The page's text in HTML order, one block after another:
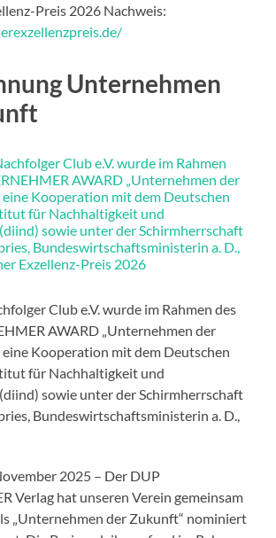
Preis 2026 Nachweis:
Unternehmen
Club e.V. wurde im Rahmen des
AWARD „Unternehmen der
Kooperation mit dem Deutschen
für Nachhaltigkeit und
sowie unter der Schirmherrschaft
Bundeswirtschaftsministerin a. D.,
2025 – Der DUP
Verlag hat unseren Verein gemeinsam
„Unternehmen der Zukunft“ nominiert